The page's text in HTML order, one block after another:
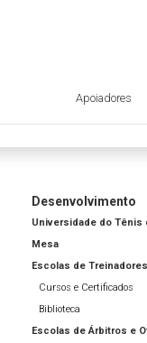
Apoiadores
Desenvolvimento
Universidade do Tênis
Mesa
Escolas de Treinadores
Cursos e Certificados
Biblioteca
Escolas de Árbitros e